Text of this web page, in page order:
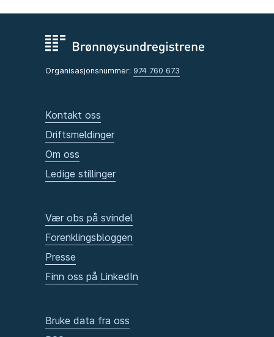
Organisasjonsnummer: 974 760 673
Kontakt oss
Driftsmeldinger
Om oss
Ledige stillinger
Vær obs på svindel
Forenklingsbloggen
Presse
Finn oss på LinkedIn
Bruke data fra oss